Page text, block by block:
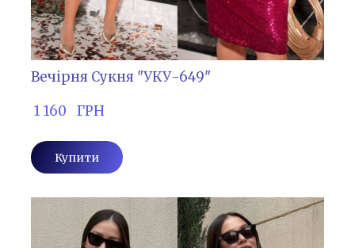
Вечірня Сукня "УКУ-649"
1 160   ГРН
Купити